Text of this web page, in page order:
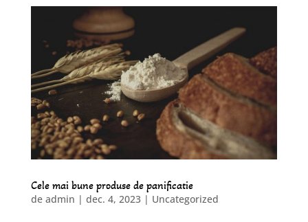
Cele mai bune produse de panificatie
de admin | dec. 4, 2023| Uncategorized